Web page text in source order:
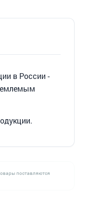
в России -
поставляются